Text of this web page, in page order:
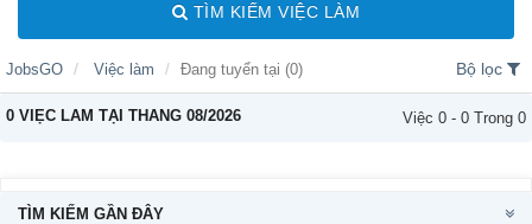
TÌM KIẾM VIỆC LÀM
JobsGO Việc làm Đang tuyển tại (0) Bộ lọc
0 VIỆC LÀM TẠI THÁNG 08/2026 Việc 0 - 0 Trong 0
TÌM KIẾM GẦN ĐÂY